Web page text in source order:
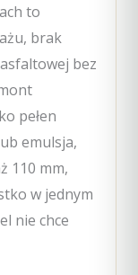
to
brak
bez
pełen
emulsja,
110 mm,
w jednym
nie chce